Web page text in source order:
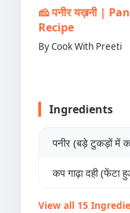
🧀 पनीर यख़नी |
Recipe
By Cook With Preeti
Ingredients
पनीर (बड़े टुकड़ों में
कप गाढ़ा दही (फेंटा
View all 15